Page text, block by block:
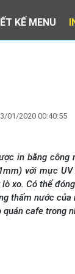
KẾ MENU
01/2020 00:40:55
in bằng công
với mực
lò xo. Có thể
thấm nước
quán cafe trong